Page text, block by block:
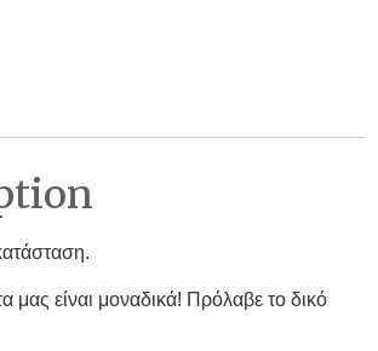
μας είναι μοναδικά! Πρόλαβε το δικό